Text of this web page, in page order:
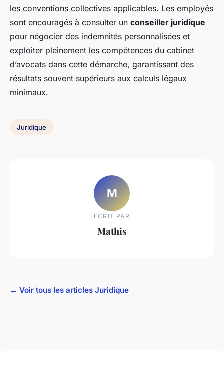
les conventions collectives applicables. Les employés
sont encouragés à consulter un conseiller juridique
pour négocier des indemnités personnalisées et
exploiter pleinement les compétences du cabinet
d’avocats dans cette démarche, garantissant des
résultats souvent supérieurs aux calculs légaux
minimaux.
Juridique
M
ECRIT PAR
Mathis
← Voir tous les articles Juridique